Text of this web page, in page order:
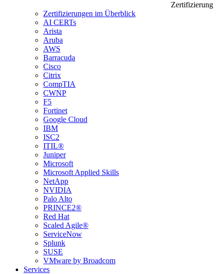
Zertifizierung
Zertifizierungen im Überblick
AI CERTs
Arista
Aruba
AWS
Barracuda
Cisco
Citrix
CompTIA
CWNP
F5
Fortinet
Google Cloud
IBM
ISC2
ITIL®
Juniper
Microsoft
Microsoft Applied Skills
NetApp
NVIDIA
Palo Alto
PRINCE2®
Red Hat
Scaled Agile®
ServiceNow
Splunk
SUSE
VMware by Broadcom
Services